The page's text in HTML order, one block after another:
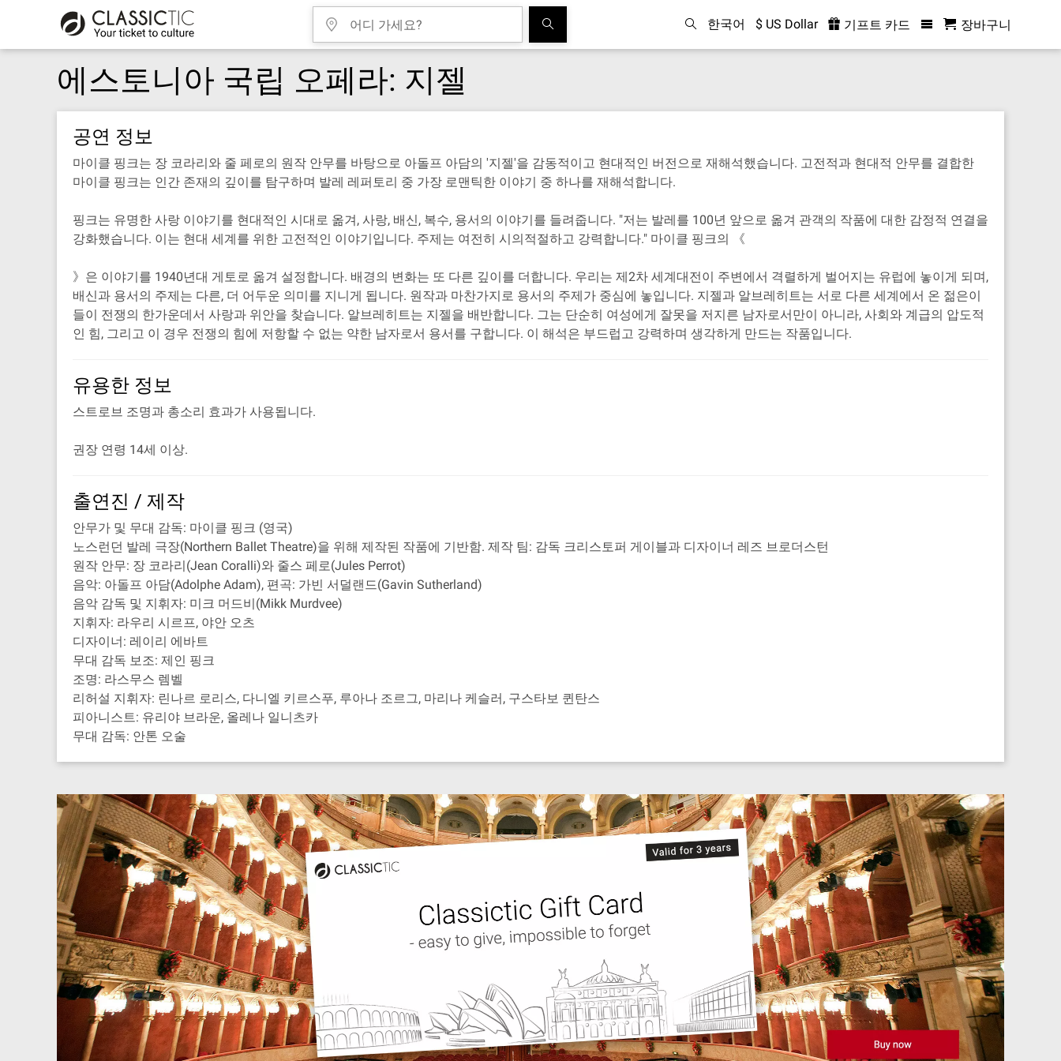
한국어 $ US Dollar 기프트 카드 장바구니
에스토니아 국립 오페라: 지젤
공연 정보
마이클 핑크는 장 코라리와 줄 페로의 원작 안무를 바탕으로 아돌프 아담의 '지젤'을 감동적이고 현대적인 버전으로 재해석했습니다. 고전적과 현대적 안무를 결합한
마이클 핑크는 인간 존재의 깊이를 탐구하며 발레 레퍼토리 중 가장 로맨틱한 이야기 중 하나를 재해석합니다.
핑크는 유명한 사랑 이야기를 현대적인 시대로 옮겨, 사랑, 배신, 복수, 용서의 이야기를 들려줍니다. "저는 발레를 100년 앞으로 옮겨 관객의 작품에 대한 감정적 연결을
강화했습니다. 이는 현대 세계를 위한 고전적인 이야기입니다. 주제는 여전히 시의적절하고 강력합니다." 마이클 핑크의 《
》은 이야기를 1940년대 게토로 옮겨 설정합니다. 배경의 변화는 또 다른 깊이를 더합니다. 우리는 제2차 세계대전이 주변에서 격렬하게 벌어지는 유럽에 놓이게 되며,
배신과 용서의 주제는 다른, 더 어두운 의미를 지니게 됩니다. 원작과 마찬가지로 용서의 주제가 중심에 놓입니다. 지젤과 알브레히트는 서로 다른 세계에서 온 젊은이
들이 전쟁의 한가운데서 사랑과 위안을 찾습니다. 알브레히트는 지젤을 배반합니다. 그는 단순히 여성에게 잘못을 저지른 남자로서만이 아니라, 사회와 계급의 압도적
인 힘, 그리고 이 경우 전쟁의 힘에 저항할 수 없는 약한 남자로서 용서를 구합니다. 이 해석은 부드럽고 강력하며 생각하게 만드는 작품입니다.
유용한 정보
스트로브 조명과 총소리 효과가 사용됩니다.
권장 연령 14세 이상.
출연진 / 제작
안무가 및 무대 감독: 마이클 핑크 (영국)
노스런던 발레 극장(Northern Ballet Theatre)을 위해 제작된 작품에 기반함. 제작 팀: 감독 크리스토퍼 게이블과 디자이너 레즈 브로더스턴
원작 안무: 장 코라리(Jean Coralli)와 줄스 페로(Jules Perrot)
음악: 아돌프 아담(Adolphe Adam), 편곡: 가빈 서덜랜드(Gavin Sutherland)
음악 감독 및 지휘자: 미크 머드비(Mikk Murdvee)
지휘자: 라우리 시르프, 야안 오츠
디자이너: 레이리 에바트
무대 감독 보조: 제인 핑크
조명: 라스무스 렘벨
리허설 지휘자: 린나르 로리스, 다니엘 키르스푸, 루아나 조르그, 마리나 케슬러, 구스타보 퀸탄스
피아니스트: 유리야 브라운, 올레나 일니츠카
무대 감독: 안톤 오술